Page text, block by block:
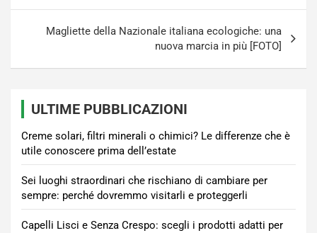
Magliette della Nazionale italiana ecologiche: una
nuova marcia in più [FOTO]
ULTIME PUBBLICAZIONI
Creme solari, filtri minerali o chimici? Le differenze che è
utile conoscere prima dell’estate
Sei luoghi straordinari che rischiano di cambiare per
sempre: perché dovremmo visitarli e proteggerli
Capelli Lisci e Senza Crespo: scegli i prodotti adatti per